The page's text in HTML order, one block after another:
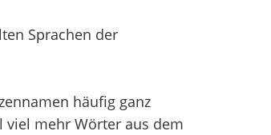
Sprachen der
häufig ganz
mehr Wörter aus dem